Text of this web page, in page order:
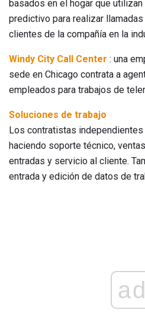
basados ​​en el hogar que
predictivo para realizar
clientes de la compañía en la
Windy City Call Center : una
sede en Chicago contrata a
empleados para trabajos de
Soluciones de trabajo
Los contratistas
haciendo soporte técnico,
entradas y servicio al cliente.
entrada y edición de datos de
ad